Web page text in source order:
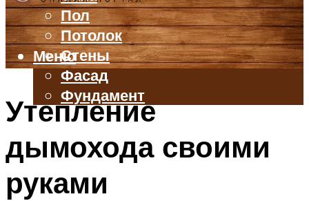
Пол
Потолок
Стены
Фасад
Фундамент
БАЛКОН И ЛОДЖИЯ
ВЕНТИЛЯЦИЯ
ТРУБЫ
Меню
Утепление
дымохода своими
руками